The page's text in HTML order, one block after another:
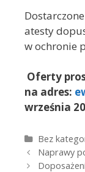
atesty
w ochronie
Oferty
na adres:
września
Kategorie
Bez
Zobacz wpisy
Naprawy